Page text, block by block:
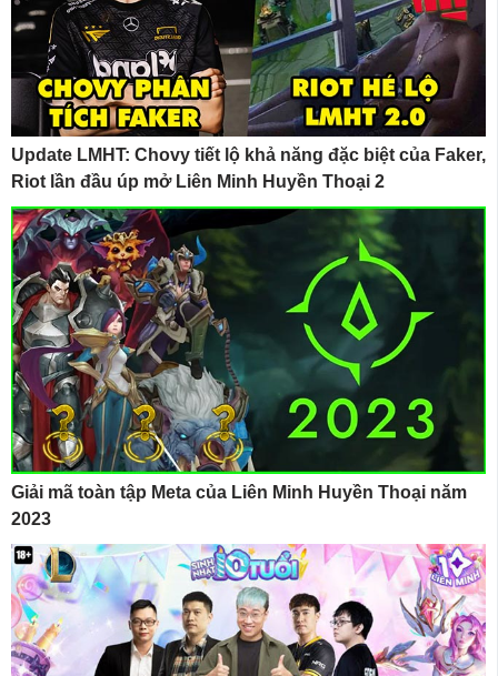
Update LMHT: Chovy tiết lộ khả năng đặc biệt của Faker,
Riot lần đầu úp mở Liên Minh Huyền Thoại 2
Giải mã toàn tập Meta của Liên Minh Huyền Thoại năm
2023